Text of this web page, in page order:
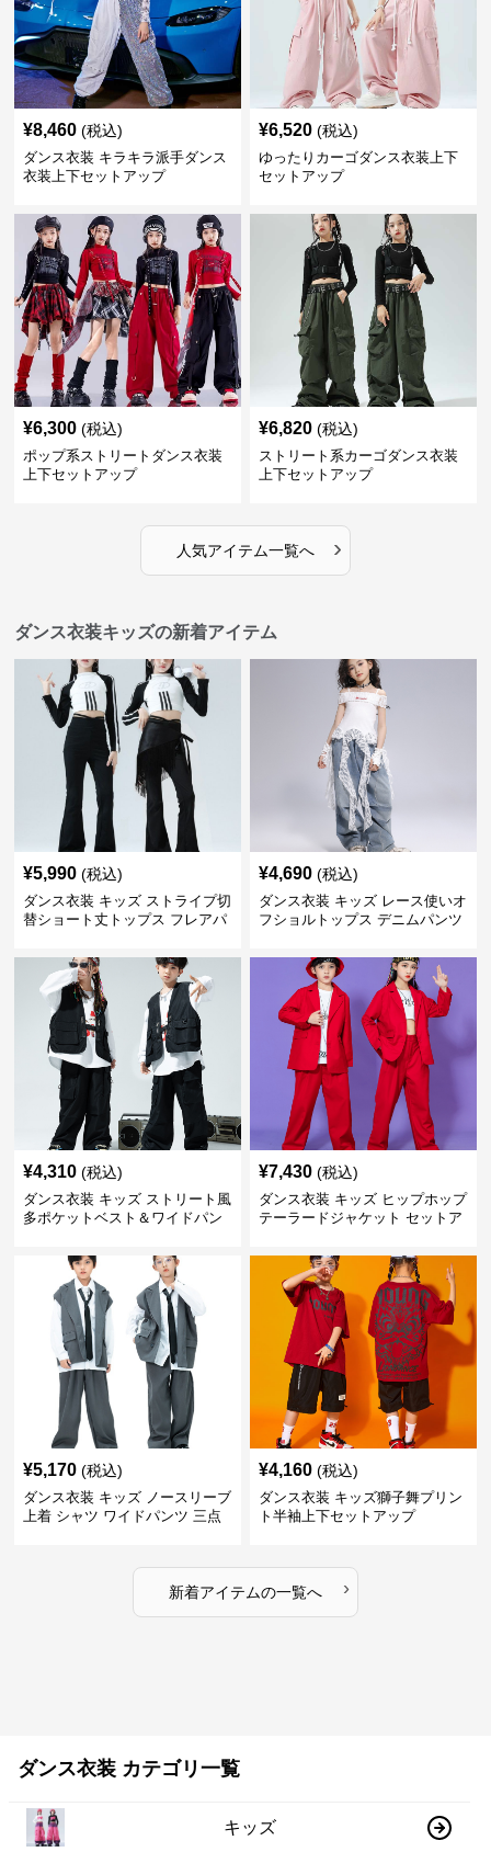
¥8,460 (税込)
ダンス衣装 キラキラ派手ダンス
衣装上下セットアップ
¥6,520 (税込)
ゆったりカーゴダンス衣装上下
セットアップ
¥6,300 (税込)
ポップ系ストリートダンス衣装
上下セットアップ
¥6,820 (税込)
ストリート系カーゴダンス衣装
上下セットアップ
人気アイテム一覧へ ›
ダンス衣装キッズの新着アイテム
¥5,990 (税込)
ダンス衣装 キッズ ストライプ切
替ショート丈トップス フレアパ
¥4,690 (税込)
ダンス衣装 キッズ レース使いオ
フショルトップス デニムパンツ
¥4,310 (税込)
ダンス衣装 キッズ ストリート風
多ポケットベスト＆ワイドパン
¥7,430 (税込)
ダンス衣装 キッズ ヒップホップ
テーラードジャケット セットア
¥5,170 (税込)
ダンス衣装 キッズ ノースリーブ
上着 シャツ ワイドパンツ 三点
¥4,160 (税込)
ダンス衣装 キッズ獅子舞プリン
ト半袖上下セットアップ
新着アイテムの一覧へ ›
ダンス衣装 カテゴリ一覧
キッズ